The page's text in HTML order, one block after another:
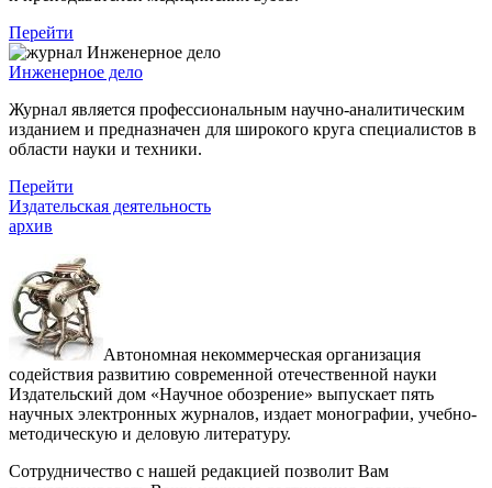
Перейти
Инженерное дело
Журнал является профессиональным научно-аналитическим
изданием и предназначен для широкого круга специалистов в
области науки и техники.
Перейти
Издательская деятельность
архив
Автономная некоммерческая организация
содействия развитию современной отечественной науки
Издательский дом «Научное обозрение» выпускает пять
научных электронных журналов, издает монографии, учебно-
методическую и деловую литературу.
Сотрудничество с нашей редакцией позволит Вам